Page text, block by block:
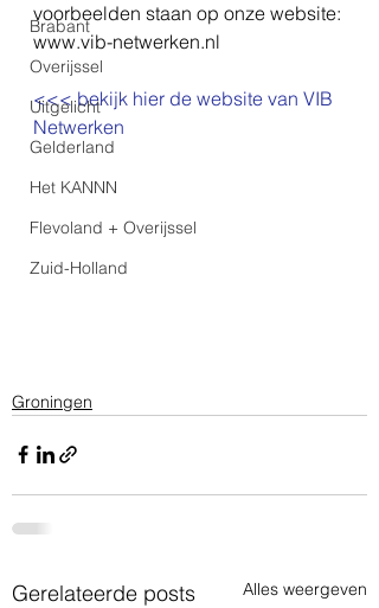
Brabant
Overijssel
Uitgelicht
Gelderland
Het KANNN
Flevoland + Overijssel
Zuid-Holland
voorbeelden staan op onze website:
www.vib-netwerken.nl
<<< bekijk hier de website van VIB
Netwerken
Groningen
Gerelateerde posts Alles weergeven